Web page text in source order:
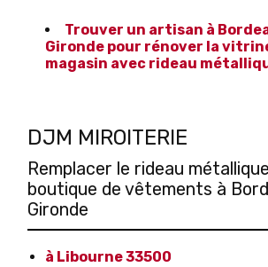
Trouver un artisan à
Gironde pour rénover la
magasin avec rideau
DJM MIROITERIE
Remplacer le rideau
boutique de vêtements à
Gironde
à Libourne 33500